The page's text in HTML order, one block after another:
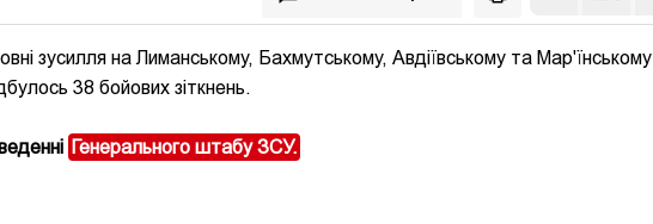
зусилля на Лиманському, Бахмутському, Авдіївському та Мар'їнському
38 бойових зіткнень.
Генерального штабу ЗСУ.